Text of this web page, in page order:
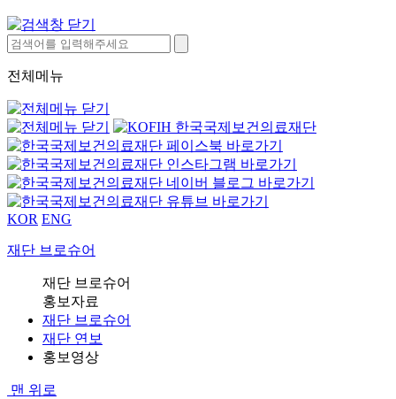
전체메뉴
KOR ENG
재단 브로슈어
재단 브로슈어
홍보자료
재단 브로슈어
재단 연보
홍보영상
맨 위로